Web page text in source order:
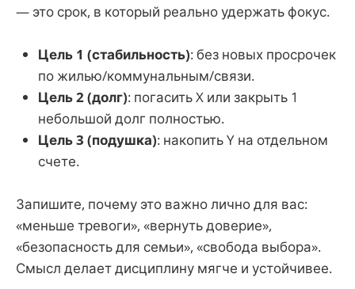
— это срок, в который реально удержать фокус.
Цель 1 (стабильность): без новых просрочек
по жилью/коммунальным/связи.
Цель 2 (долг): погасить X или закрыть 1
небольшой долг полностью.
Цель 3 (подушка): накопить Y на отдельном
счете.
Запишите, почему это важно лично для вас:
«меньше тревоги», «вернуть доверие»,
«безопасность для семьи», «свобода выбора».
Смысл делает дисциплину мягче и устойчивее.